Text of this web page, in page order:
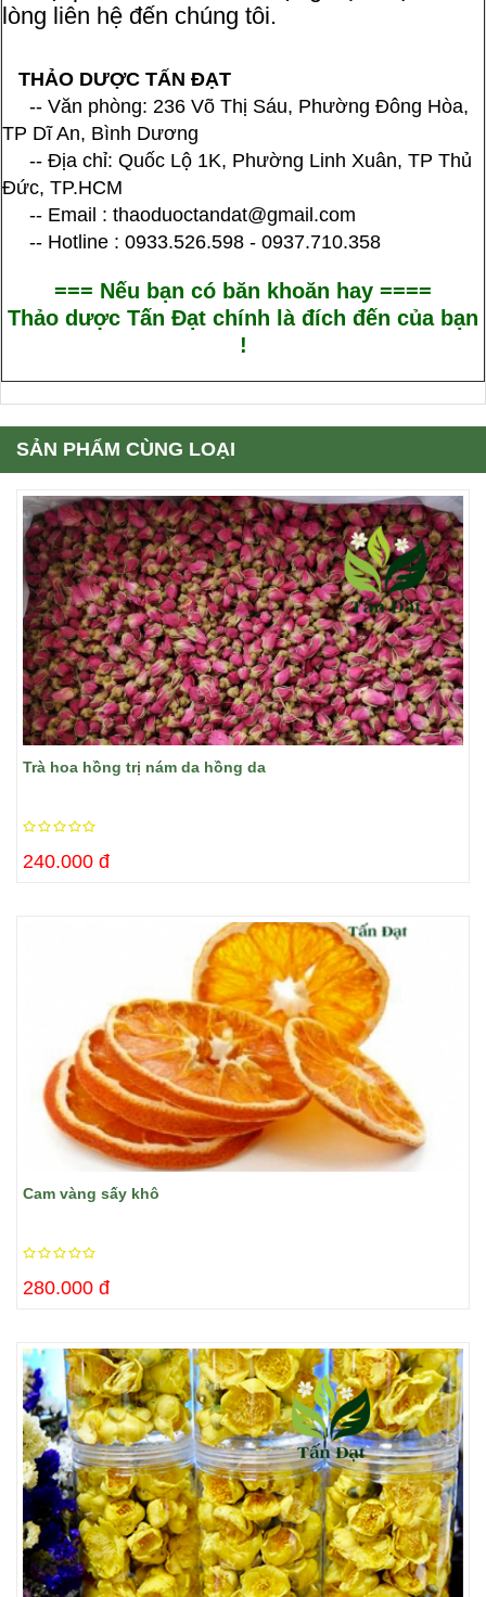
lòng liên hệ đến chúng tôi.
THẢO DƯỢC TẤN ĐẠT
-- Văn phòng: 236 Võ Thị Sáu, Phường Đông Hòa,
TP Dĩ An, Bình Dương
-- Địa chỉ: Quốc Lộ 1K, Phường Linh Xuân, TP Thủ
Đức, TP.HCM
-- Email : thaoduoctandat@gmail.com
-- Hotline : 0933.526.598 - 0937.710.358
=== Nếu bạn có băn khoăn hay ====
Thảo dược Tấn Đạt chính là đích đến của bạn
!
SẢN PHẨM CÙNG LOẠI
Trà hoa hồng trị nám da hồng da
240.000 đ
Cam vàng sấy khô
280.000 đ